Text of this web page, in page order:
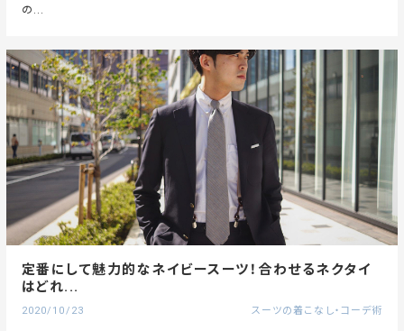
の...
定番にして魅力的なネイビースーツ！合わせるネクタイ
はどれ...
2020/10/23 スーツの着こなし・コーデ術